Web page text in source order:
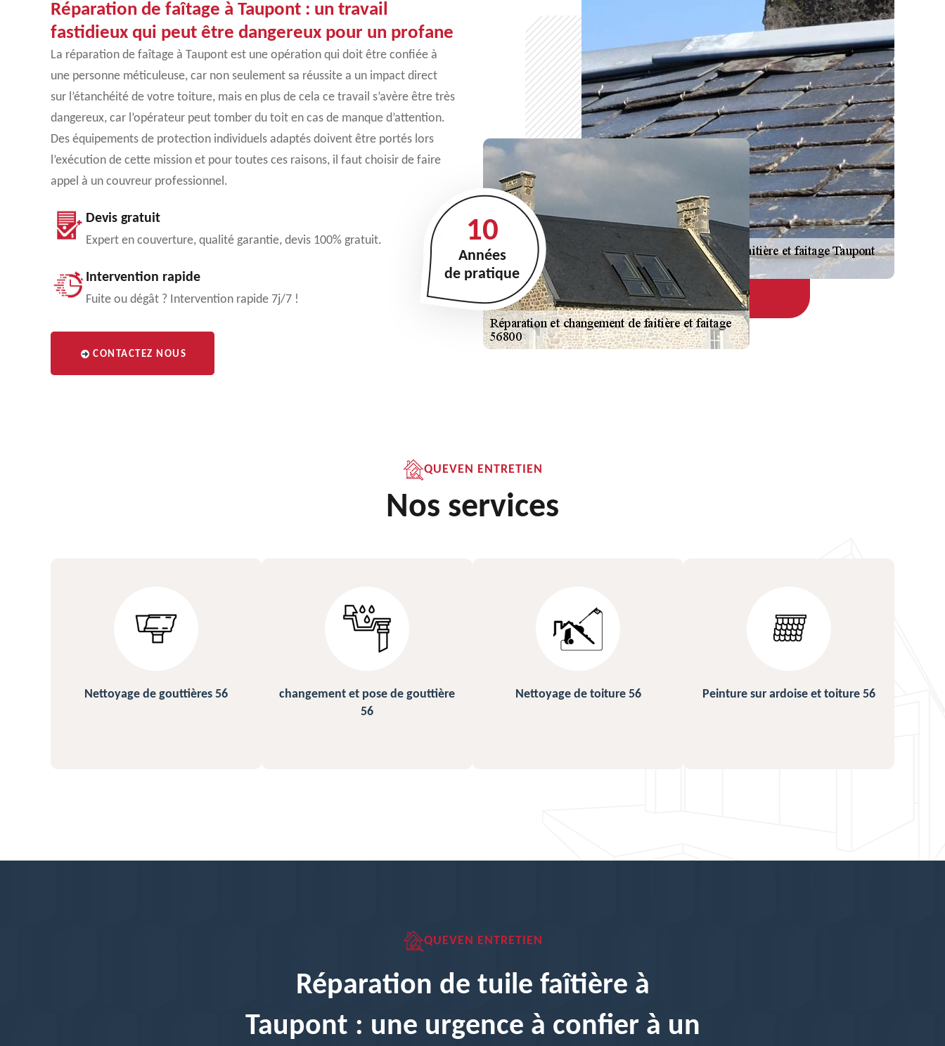
Réparation de faîtage à Taupont : un travail
fastidieux qui peut être dangereux pour un profane
La réparation de faîtage à Taupont est une opération qui doit être confiée à
une personne méticuleuse, car non seulement sa réussite a un impact direct
sur l’étanchéité de votre toiture, mais en plus de cela ce travail s’avère être très
dangereux, car l’opérateur peut tomber du toit en cas de manque d’attention.
Des équipements de protection individuels adaptés doivent être portés lors
l’exécution de cette mission et pour toutes ces raisons, il faut choisir de faire
appel à un couvreur professionnel.
Devis gratuit
Expert en couverture, qualité garantie, devis 100% gratuit.
Intervention rapide
Fuite ou dégât ? Intervention rapide 7j/7 !
CONTACTEZ NOUS
10
Années
de pratique
QUEVEN ENTRETIEN
Nos services
changement et pose de gouttière
Nettoyage de toiture 56 Peinture sur ardoise et toiture 56 Urgence fuite de toiture 56
QUEVEN ENTRETIEN
Réparation de tuile faîtière à
Taupont : une urgence à confier à un